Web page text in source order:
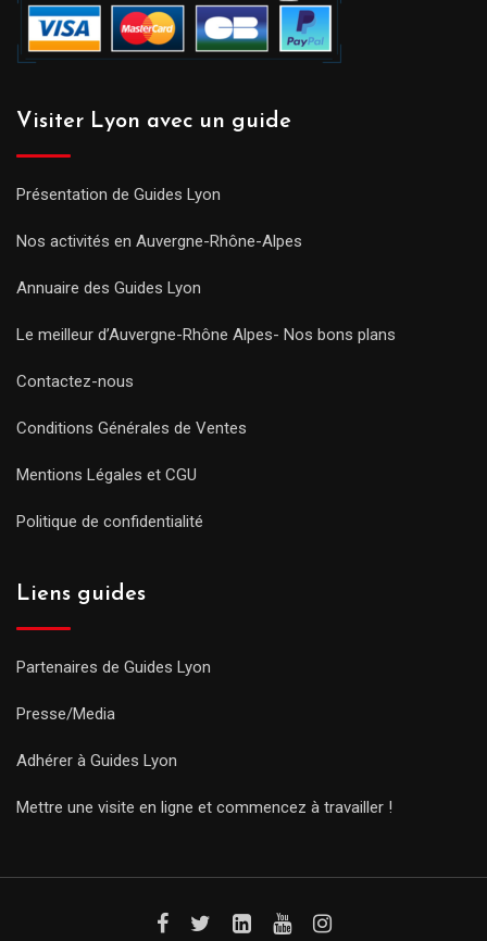
Visiter Lyon avec un guide
Présentation de Guides Lyon
Nos activités en Auvergne-Rhône-Alpes
Annuaire des Guides Lyon
Le meilleur d’Auvergne-Rhône Alpes- Nos bons plans
Contactez-nous
Conditions Générales de Ventes
Mentions Légales et CGU
Politique de confidentialité
Liens guides
Partenaires de Guides Lyon
Presse/Media
Adhérer à Guides Lyon
Mettre une visite en ligne et commencez à travailler !